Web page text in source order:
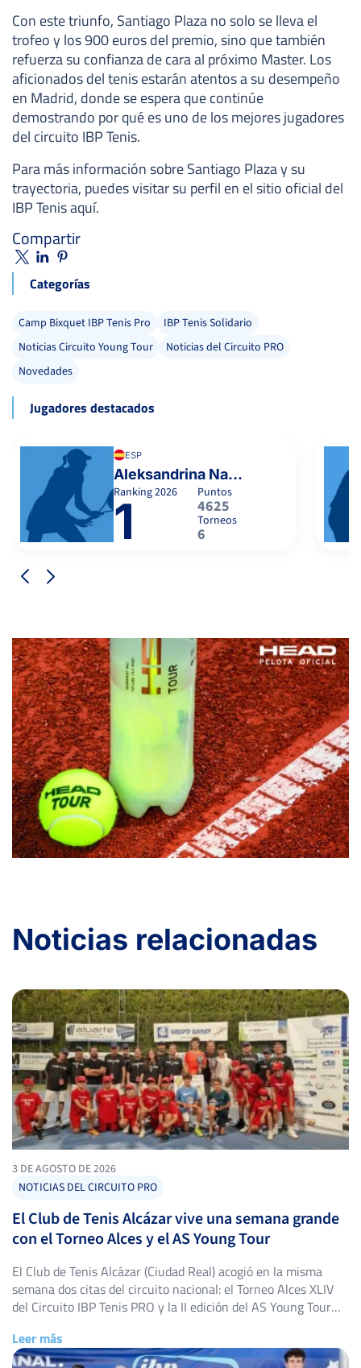
Con este triunfo, Santiago Plaza no solo se lleva el
trofeo y los 900 euros del premio, sino que también
refuerza su confianza de cara al próximo Master. Los
aficionados del tenis estarán atentos a su desempeño
en Madrid, donde se espera que continúe
demostrando por qué es uno de los mejores jugadores
del circuito IBP Tenis.
Para más información sobre Santiago Plaza y su
trayectoria, puedes visitar su perfil en el sitio oficial del
IBP Tenis aquí.
Compartir
Categorías
Camp Bixquet IBP Tenis Pro
IBP Tenis Solidario
Noticias Circuito Young Tour
Noticias del Circuito PRO
Novedades
Jugadores destacados
ESP
Aleksandrina Naydenova
Ranking2026
1 Puntos
4625
Torneos
6
Noticias relacionadas
3 DE AGOSTO DE 2026
NOTICIAS DEL CIRCUITO PRO
El Club de Tenis Alcázar vive una semana grande
con el Torneo Alces y el AS Young Tour
El Club de Tenis Alcázar (Ciudad Real) acogió en la misma
semana dos citas del circuito nacional: el Torneo Alces XLIV
del Circuito IBP Tenis PRO y la II edición del AS Young Tour
cuadros. Torneo Alces XLIV: título para Alejandro López
Escribano El Torneo Alces […]
Leer más